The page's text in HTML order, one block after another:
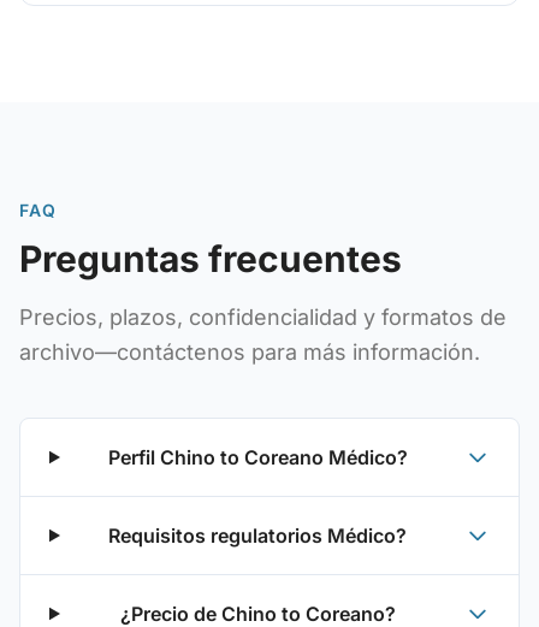
FAQ
Preguntas frecuentes
Precios, plazos, confidencialidad y formatos de
archivo—contáctenos para más información.
Perfil Chino to Coreano Médico?
Requisitos regulatorios Médico?
¿Precio de Chino to Coreano?